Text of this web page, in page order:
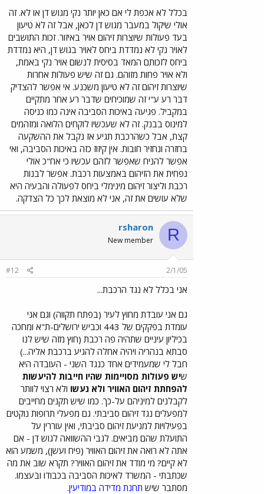
בכלל לא אכפת לי אם כאן יותר נקי מגוש דן או לא. זה
אולי שיקול במעבר מגוש דן לכאן, אבל זה לא טיעון
בעד פעולות שיוצרות זיהום אויר באיזור. זכות התושבים
לאויר נקי לא נמדדת ביחס לאויר בגוש דן, היא נמדדת
ביחס לזכותם המאד בסיסית לנשום אויר נקי באמת,
ולא אויר פחות מזוהם. גם זה שיש פעולות אחרות
שיוצרות זיהום זה לא טיעון משכנע. אי אפשר להצדיק
דבר רע ע"י זה שמוכיחים שדבר רע אחר מתקיים
במקביל. פגיעה באיכות הסביבה אינה כמו כניסה
למינוס בבנק. זה לא שעכשיו לוקחים הלואה ומזהמים
קצת, אבל כשהרכבת תגיע אז נקבל את ההשקעה
בחזרה ונחזיר חובות. אין קיזוז כזה באיכות הסביבה, ואי
אפשר להניח שאפשר לזהם עכשיו כי אח"כ אולי
נפחית את הזיהום באמצעות רכבת. אפשר לבנות
רכבת וליצור זיהום מינימלי ביחס לפעולה והבעיה היא
שלא עושים את זה, אני לא מוצאת לכך כל הצדקה.
R
rsharon
New member
2/1/05
#12
אני בכלל לא נגד הרכבת...
גם אני עובדת מחוץ לעיר (בפתח תקווה) וגם אני
עומדת בפקקים של 443 וכביש ירושלים-ת"א ומחכה
בכיליון עיניים שתהיה פה רכבת (חוץ מזה שיש לנו
סבתא בנהריה ויהיה אחלה להגיע ברכבת אליה...)
חבל לי שמעמידים אחד כנגד השני - העובדה היא
שיש פעולות מסויימות שהיו חייבות להיעשות
להפחתת זיהום האוויר ולא נעשו ולא רצוי לוותר
לקבלנים למיניהם על-כך. כמו שיש תקנים מחייבים
למפעלים נגד זיהום סביבתי. גם מפעלי תרופות נוקטים
בפעילויות למניעת זיהום סביבתי, ואין עוררין על
התועלת שהם מביאים. לגבי ההשוואה לגוש דן - אם
אתה לא רואה את זיהום האוויר (פיח ועשן), משמע הוא
לא קיים? מי מודד את זיהום האוויר? תקרא שוב את מה
שכתבתי - המשרד לאיכות הסביבה בכבודו ובעצמו.
מסתבר שיש תחנת מדידה במודיעין.